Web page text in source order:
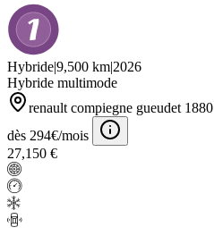
Hybride|9,500 km|2026
Hybride multimode
renault compiegne gueudet 1880
dès 294€/mois
27,150 €